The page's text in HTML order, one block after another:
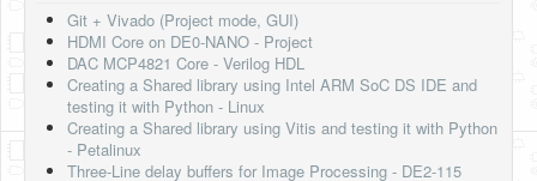
Git + Vivado (Project mode, GUI)
HDMI Core on DE0-NANO - Project
DAC MCP4821 Core - Verilog HDL
Creating a Shared library using Intel ARM SoC DS IDE and
testing it with Python - Linux
Creating a Shared library using Vitis and testing it with Python
- Petalinux
Three-Line delay buffers for Image Processing - DE2-115